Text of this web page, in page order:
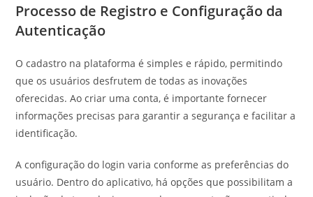
Processo de Registro e Configuração da
Autenticação
O cadastro na plataforma é simples e rápido, permitindo
que os usuários desfrutem de todas as inovações
oferecidas. Ao criar uma conta, é importante fornecer
informações precisas para garantir a segurança e facilitar a
identificação.
A configuração do login varia conforme as preferências do
usuário. Dentro do aplicativo, há opções que possibilitam a